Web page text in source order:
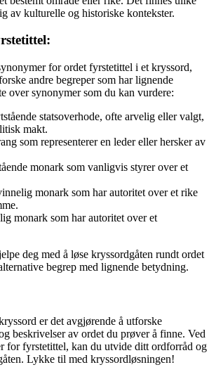
av kulturelle og historiske kontekster.
for ordet fyrstetittel i et kryssord,
andre begreper som har lignende
over synonymer som du kan vurdere:
statsoverhode, ofte arvelig eller valgt,
makt.
som representerer en leder eller hersker av
monark som vanligvis styrer over et
monark som har autoritet over et rike
monark som har autoritet over et
deg med å løse kryssordgåten rundt ordet
begrep med lignende betydning.
er det avgjørende å utforske
beskrivelser av ordet du prøver å finne. Ved
for fyrstetittel, kan du utvide ditt ordforråd og
Lykke til med kryssordløsningen!